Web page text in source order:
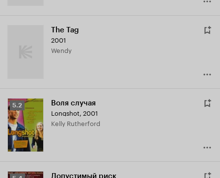
The Tag
2001
Wendy
Рейтинг
Кинопоиска
5.2
5.2 Воля случая
Longshot, 2001
Kelly Rutherford
Допустимый риск